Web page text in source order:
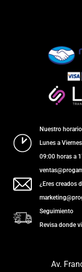
Nuestro
Lunes a Viernes
09:00 horas a
¿Eres creados
Seguimiento
Revisa donde
Av.